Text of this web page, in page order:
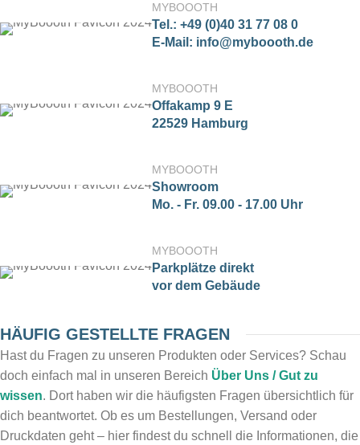
MYBOOOTH
Tel.: +49 (0)40 31 77 08 0
E-Mail: info@myboooth.de
MYBOOOTH
Offakamp 9 E
22529 Hamburg
MYBOOOTH
Showroom
Mo. - Fr. 09.00 - 17.00 Uhr
MYBOOOTH
Parkplätze direkt
vor dem Gebäude
HÄUFIG GESTELLTE FRAGEN
Hast du Fragen zu unseren Produkten oder Services? Schau
doch einfach mal in unseren Bereich Über Uns / Gut zu
wissen. Dort haben wir die häufigsten Fragen übersichtlich für
dich beantwortet. Ob es um Bestellungen, Versand oder
Druckdaten geht – hier findest du schnell die Informationen, die